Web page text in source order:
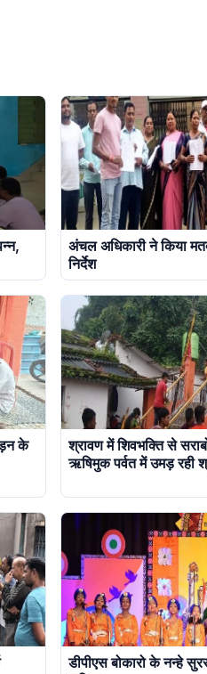
अंचल अधिकारी ने किया
निर्देश
के
श्रावण में शिवभक्ति से
ऋषिमुक पर्वत में उमड़ रही
डीपीएस बोकारो के नन्हे